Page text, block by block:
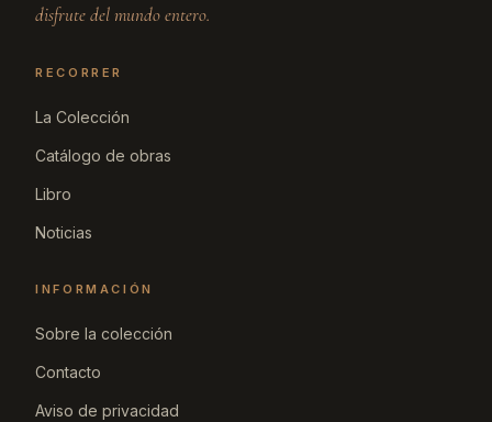
disfrute del mundo entero.
RECORRER
La Colección
Catálogo de obras
Libro
Noticias
INFORMACIÓN
Sobre la colección
Contacto
Aviso de privacidad